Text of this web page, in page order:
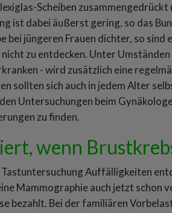
Scheiben
ist dabei äußerst gering, so das
bei jüngeren Frauen dichter, so sind
zu entdecken. Unter
- wird zusätzlich eine
sollten sich auch in jedem Alter
Untersuchungen beim
zu finden.
wenn
Tastuntersuchung Auffälligkeiten
Mammographie auch jetzt schon
bezahlt. Bei der familiären